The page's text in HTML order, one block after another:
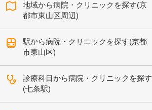
地域から病院・クリニックを探す(京
都市東山区周辺)
駅から病院・クリニックを探す(京都
市東山区)
診療科目から病院・クリニックを探す
(七条駅)